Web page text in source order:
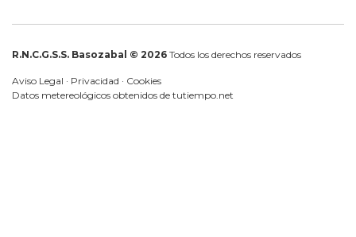
R.N.C.G.S.S. Basozabal © 2026 Todos los derechos reservados
Aviso Legal · Privacidad · Cookies
Datos metereológicos obtenidos de tutiempo.net